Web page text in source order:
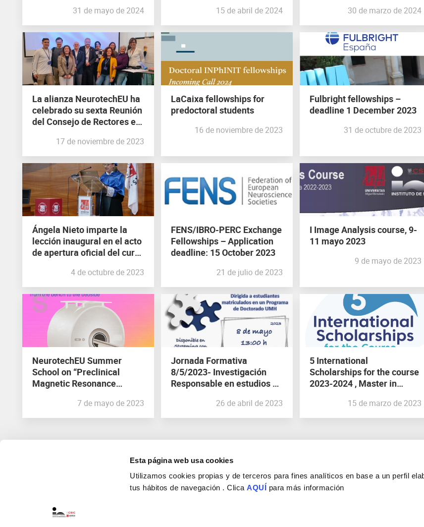
Esta página web usa cookies
Utilizamos cookies propias y de terceros para fines analíticos en base a un perfil
tus hábitos de navegación . ClicaAQUÍ para más información
de Reikiavik31 de mayo de 2024
investigación a la clínica
15 de abril de 2024 30 de marzo de 2024
La alianza NeurotechEU ha
celebrado su sexta Reunión
del Consejo de Rectores en
17 de noviembre de 2023
LaCaixa fellowships for
predoctoral students
16 de noviembre de 2023
Fulbright fellowships –
deadline 1 December 2023
31 de octubre de 2023
Ángela Nieto imparte la
lección inaugural en el acto
de apertura oficial del curso
4 de octubre de 2023
FENS/IBRO-PERC Exchange
Fellowships – Application
deadline: 15 October 2023
21 de julio de 2023
I Image Analysis course, 9-
11 mayo 2023
9 de mayo de 2023
NeurotechEU Summer
School on “Preclinical
Magnetic Resonance
7 de mayo de 2023
Jornada Formativa
8/5/2023- Investigación
Responsable en estudios de
26 de abril de 2023
5 International
Scholarships for the course
2023-2024 , Master in
15 de marzo de 2023